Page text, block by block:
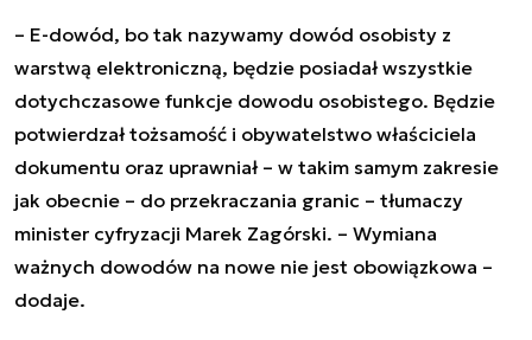
– E-dowód, bo tak nazywamy dowód osobisty z
warstwą elektroniczną, będzie posiadał wszystkie
dotychczasowe funkcje dowodu osobistego. Będzie
potwierdzał tożsamość i obywatelstwo właściciela
dokumentu oraz uprawniał – w takim samym zakresie
jak obecnie – do przekraczania granic – tłumaczy
minister cyfryzacji Marek Zagórski. – Wymiana
ważnych dowodów na nowe nie jest obowiązkowa –
dodaje.